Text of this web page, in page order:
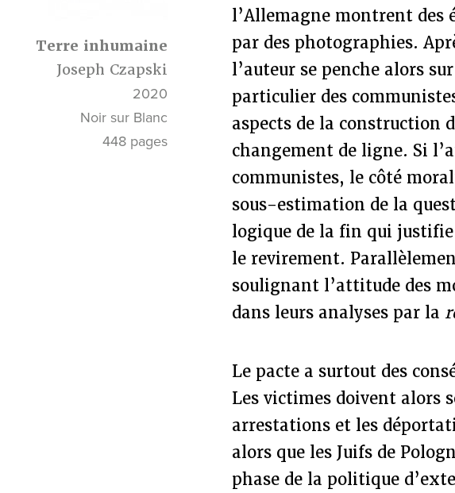
Terre inhumaine
Joseph Czapski
2020
Noir sur Blanc
448 pages
l’Allemagne montrent des
par des photographies.
l’auteur se penche alors
particulier des
aspects de la construction
changement de ligne. Si
communistes, le côté
sous-estimation de la
logique de la fin qui
le revirement.
soulignant l’attitude des
dans leurs analyses par la
Le pacte a surtout des
Les victimes doivent alors
arrestations et les
alors que les Juifs de
phase de la politique